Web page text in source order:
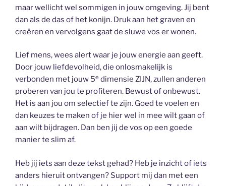
maar wellicht wel sommigen in jouw omgeving. Jij bent
dan als de das of het konijn. Druk aan het graven en
creëren en vervolgens gaat de sluwe vos er wonen.
Lief mens, wees alert waar je jouw energie aan geeft.
Door jouw liefdevolheid, die onlosmakelijk is
verbonden met jouw 5e dimensie ZIJN, zullen anderen
proberen van jou te profiteren. Bewust of onbewust.
Het is aan jou om selectief te zijn. Goed te voelen en
dan keuzes te maken of je hier wel in mee wilt gaan of
aan wilt bijdragen. Dan ben jij de vos op een goede
manier te slim af.
Heb jij iets aan deze tekst gehad? Heb je inzicht of iets
anders hieruit ontvangen? Support mij dan met een